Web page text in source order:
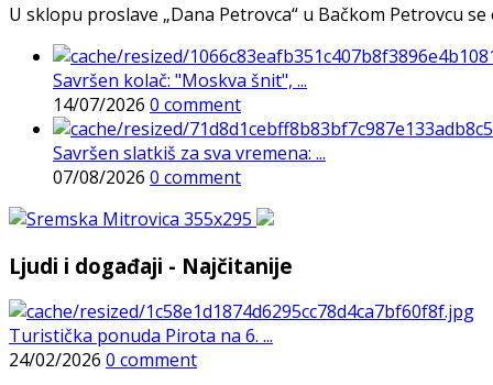
U sklopu proslave „Dana Petrovca“ u Bačkom Petrovcu
Savršen kolač: "Moskva šnit", ...
14/07/2026 0 comment
Savršen slatkiš za sva vremena: ...
07/08/2026 0 comment
Ljudi i događaji - Najčitanije
Turistička ponuda Pirota na 6. ...
24/02/2026 0 comment